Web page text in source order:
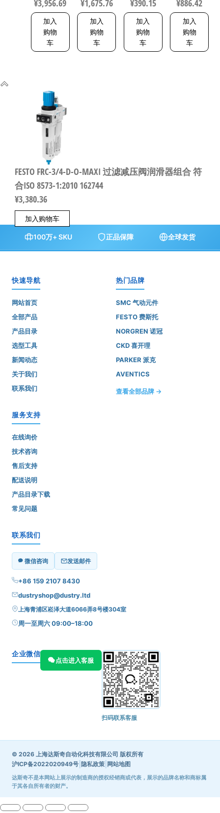
¥3,956.69
加入
购物
车
1692200
¥1,675.76
加入
购物
车
¥390.15
加入
购物
车
188252
¥886.42
加入
购物
车
FESTO FRC-3/4-D-O-MAXI 过滤减压阀润滑器组合 符
合ISO 8573-1:2010 162744
¥3,380.36
加入购物车
100万+ SKU 正品保障 全球发货
快速导航
网站首页
全部产品
产品目录
选型工具
新闻动态
关于我们
联系我们
热门品牌
SMC 气动元件
FESTO 费斯托
NORGREN 诺冠
CKD 喜开理
PARKER 派克
AVENTICS
查看全部品牌 →
服务支持
在线询价
技术咨询
售后支持
配送说明
产品目录下载
常见问题
联系我们
微信咨询 发送邮件
+86 159 2107 8430
dustryshop@dustry.ltd
上海青浦区崧泽大道6066弄8号楼304室
周一至周六 09:00–18:00
企业微信
点击进入客服
扫码联系客服
© 2026 上海达斯奇自动化科技有限公司 版权所有
沪ICP备2022020949号 隐私政策 网站地图
达斯奇不是本网站上展示的制造商的授权经销商或代表，展示的品牌名称和商标属
于其各自所有者的财产。